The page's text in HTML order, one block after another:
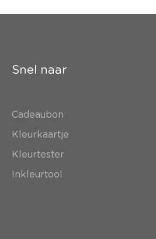
Snel naar
Cadeaubon
Kleurkaartje
Kleurtester
Inkleurtool